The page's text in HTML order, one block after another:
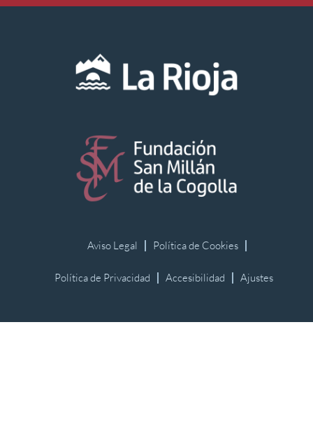
Aviso Legal Política de Cookies
Política de Privacidad Accesibilidad Ajustes